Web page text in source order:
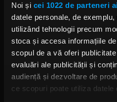
Noi și cei 1022 de parteneri
datele personale, de
utilizând tehnologii precum
stoca și accesa informațiile
scopul de a vă oferi
evaluări ale publicității și
audiență și dezvoltare de
ce scopuri poate utiliza datele
Folk,
Emma